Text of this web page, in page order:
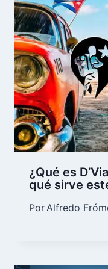
¿Qué es
qué sirve
PorAlfredo